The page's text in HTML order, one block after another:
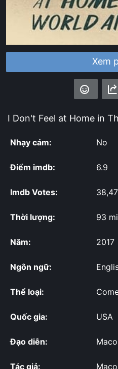
Xem
I Don't Feel at Home in
Nhạy cảm: No
Điểm imdb: 6.9
Imdb Votes:
Thời lượng: 93
Năm: 2017
Ngôn ngữ:
Thể loại:
Quốc gia: USA
Đạo diễn:
Tác giả: